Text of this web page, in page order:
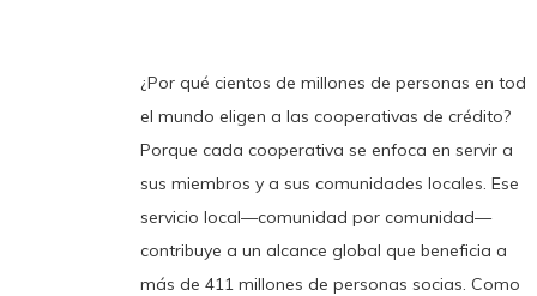
¿Por qué cientos de millones de personas en todo
el mundo eligen a las cooperativas de crédito?
Porque cada cooperativa se enfoca en servir a
sus miembros y a sus comunidades locales. Ese
servicio local—comunidad por comunidad—
contribuye a un alcance global que beneficia a
más de 411 millones de personas socias. Como